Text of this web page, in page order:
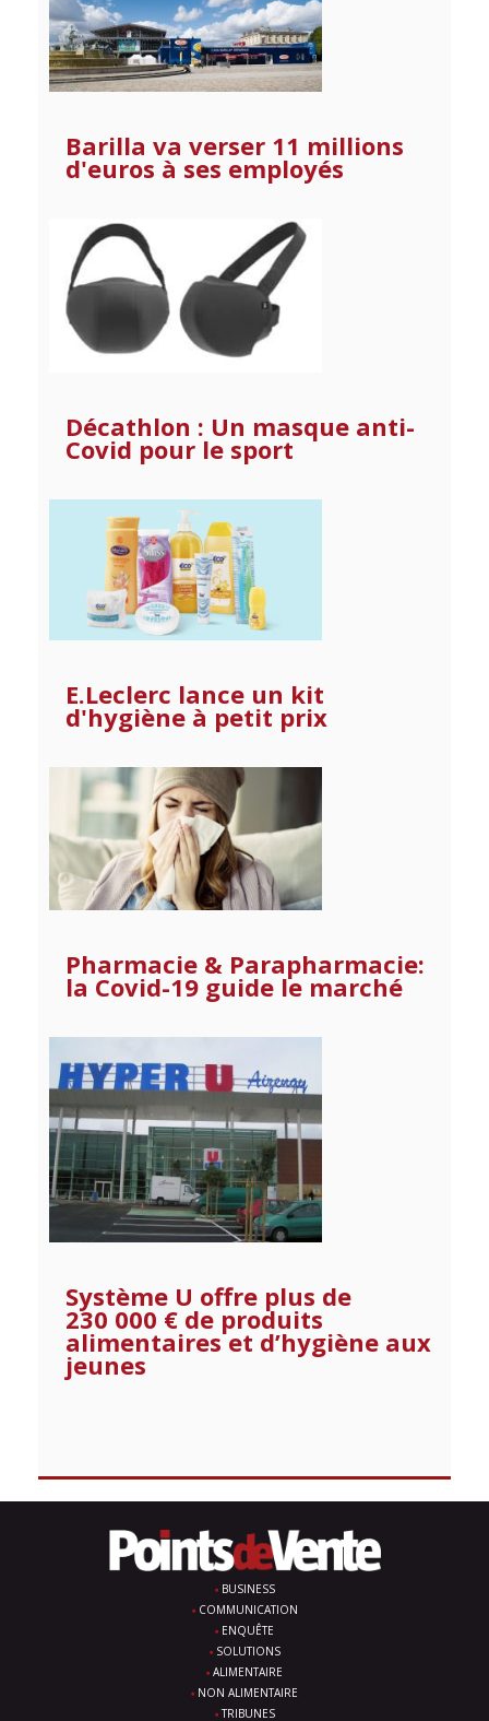
Barilla va verser 11 millions
d'euros à ses employés
Décathlon : Un masque anti-
Covid pour le sport
E.Leclerc lance un kit
d'hygiène à petit prix
Pharmacie & Parapharmacie:
la Covid-19 guide le marché
Système U offre plus de
230 000 € de produits
alimentaires et d’hygiène aux
jeunes
BUSINESS
COMMUNICATION
ENQUÊTE
SOLUTIONS
ALIMENTAIRE
NON ALIMENTAIRE
TRIBUNES